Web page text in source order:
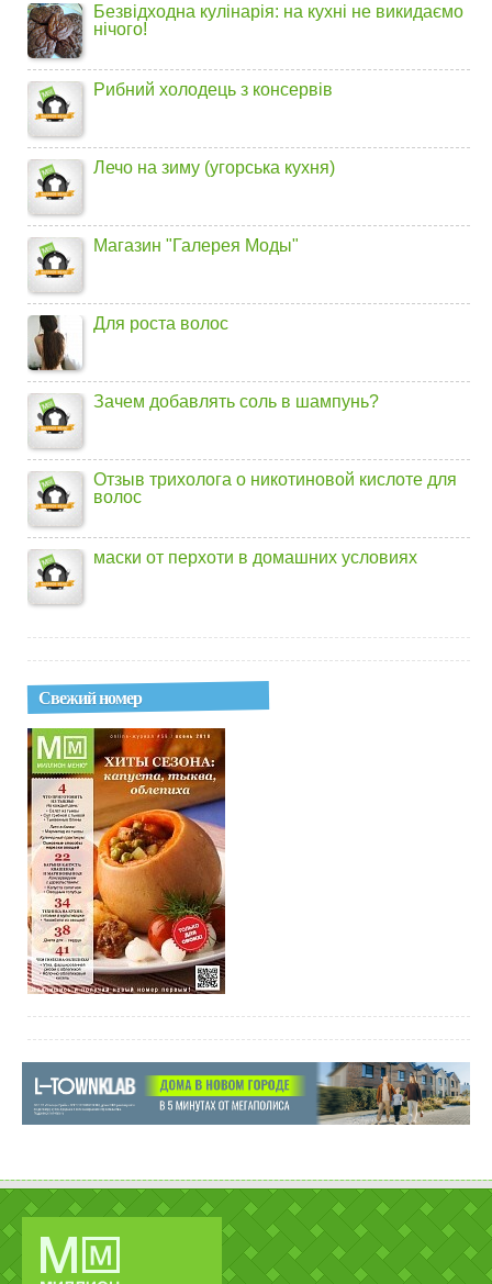
Безвідходна кулінарія: на кухні не викидаємо
нічого!
Рибний холодець з консервів
Лечо на зиму (угорська кухня)
Магазин "Галерея Моды"
Для роста волос
Зачем добавлять соль в шампунь?
Отзыв трихолога о никотиновой кислоте для
волос
маски от перхоти в домашних условиях
Свежий номер